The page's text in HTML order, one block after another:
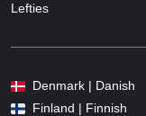
Lefties
Denmark | Danish
Finland | Finnish